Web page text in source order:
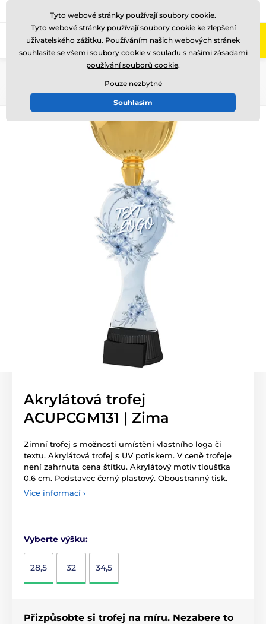
Zavolejte nám (Po-Pá 8-17)
Akrylátová trofej
ACUPCGM131 | Zima
Zimní trofej s možností umístění vlastního loga či
textu. Akrylátová trofej s UV potiskem. V ceně trofeje
není zahrnuta cena štítku. Akrylátový motiv tloušťka
0.6 cm. Podstavec černý plastový. Oboustranný tisk.
Více informací ›
Vyberte výšku:
28,5 32 34,5
Přizpůsobte si trofej na míru. Nezabere to
Tyto webové stránky používají soubory cookie.
Tyto webové stránky používají soubory cookie ke zlepšení
uživatelského zážitku. Používáním našich webových stránek
souhlasíte se všemi soubory cookie v souladu s našimi zásadami
používání souborů cookie.
Pouze nezbytné
Souhlasím